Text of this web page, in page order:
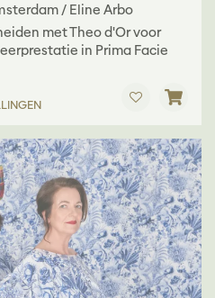
/ Eline Arbo
met Theo d'Or voor
in Prima Facie